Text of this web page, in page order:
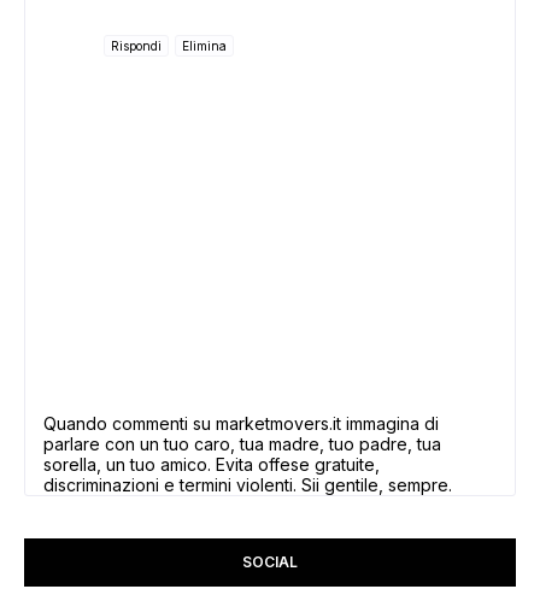
Rispondi Elimina
Quando commenti su marketmovers.it immagina di
parlare con un tuo caro, tua madre, tuo padre, tua
sorella, un tuo amico. Evita offese gratuite,
discriminazioni e termini violenti. Sii gentile, sempre.
SOCIAL